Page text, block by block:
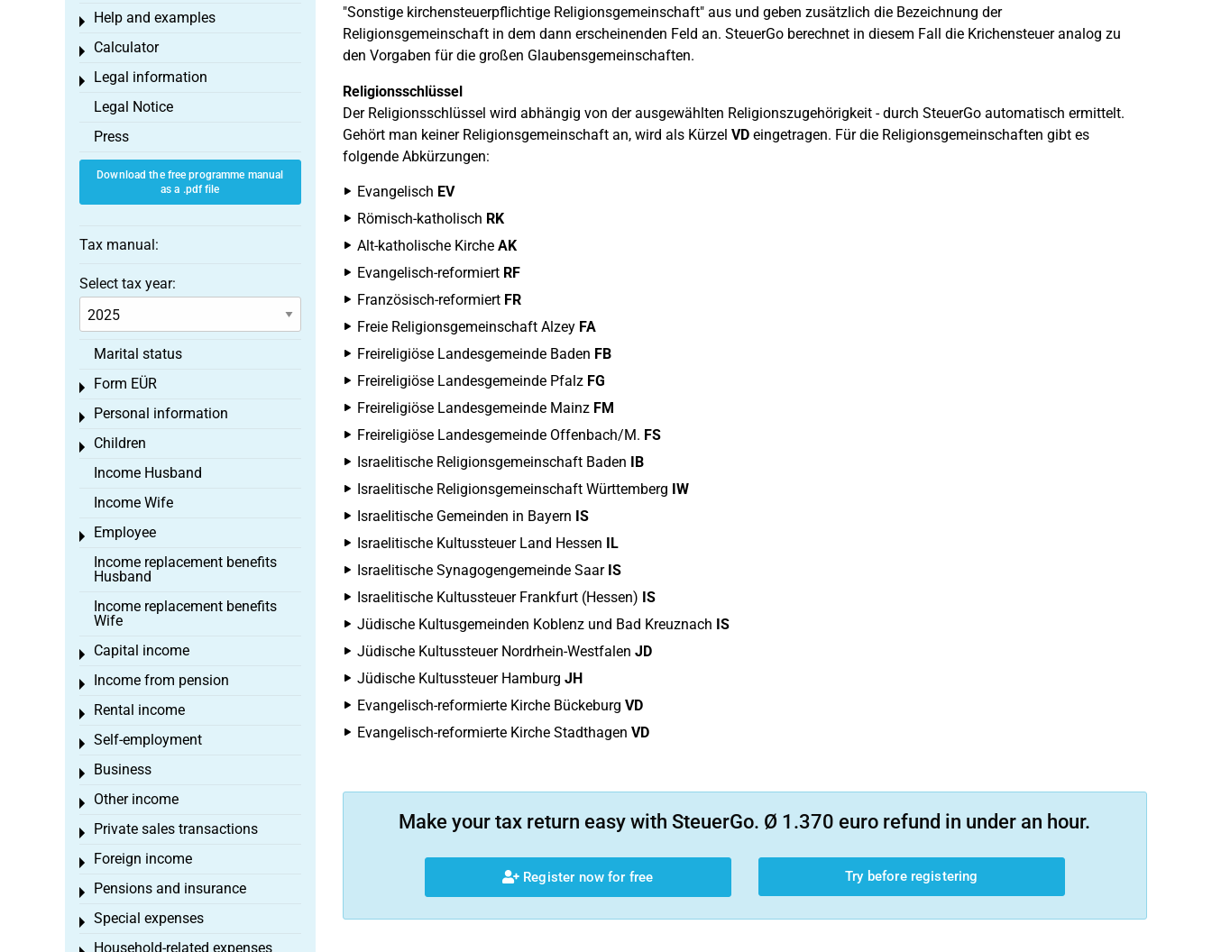
"Sonstige kirchensteuerpflichtige Religionsgemeinschaft" aus und geben zusätzlich die Bezeichnung der
Religionsgemeinschaft in dem dann erscheinenden Feld an. SteuerGo berechnet in diesem Fall die Krichensteuer analog zu
den Vorgaben für die großen Glaubensgemeinschaften.
Religionsschlüssel
Der Religionsschlüssel wird abhängig von der ausgewählten Religionszugehörigkeit - durch SteuerGo automatisch ermittelt.
Gehört man keiner Religionsgemeinschaft an, wird als Kürzel VDeingetragen. Für die Religionsgemeinschaften gibt es
folgende Abkürzungen:
Evangelisch EV
Römisch-katholisch RK
Alt-katholische Kirche AK
Evangelisch-reformiert RF
Französisch-reformiert FR
Freie Religionsgemeinschaft Alzey FA
Freireligiöse Landesgemeinde Baden FB
Freireligiöse Landesgemeinde Pfalz FG
Freireligiöse Landesgemeinde Mainz FM
Freireligiöse Landesgemeinde Offenbach/M. FS
Israelitische Religionsgemeinschaft Baden IB
Israelitische Religionsgemeinschaft Württemberg IW
Israelitische Gemeinden in Bayern IS
Israelitische Kultussteuer Land Hessen IL
Israelitische Synagogengemeinde SaarIS
Israelitische Kultussteuer Frankfurt (Hessen) IS
Jüdische Kultusgemeinden Koblenz und Bad Kreuznach IS
Jüdische Kultussteuer Nordrhein-Westfalen JD
Jüdische Kultussteuer Hamburg JH
Evangelisch-reformierte Kirche Bückeburg VD
Evangelisch-reformierte Kirche Stadthagen VD
Make your tax return easy with SteuerGo. Ø 1.370 euro refund in under an hour.
Register now for free Try before registering
Help and examples
Toggle menu
Calculator
Toggle menu
Legal information
Toggle menu
Legal Notice
Press
Download the free programme manual
as a .pdf file
Tax manual:
Select tax year:
Marital status
Form EÜR
Toggle menu
Personal information
Toggle menu
Children
Toggle menu
Income Husband
Income Wife
Employee
Toggle menu
Income replacement benefits
Husband
Income replacement benefits
Wife
Capital income
Toggle menu
Income from pension
Toggle menu
Rental income
Toggle menu
Self-employment
Toggle menu
Business
Toggle menu
Other income
Toggle menu
Private sales transactions
Toggle menu
Foreign income
Toggle menu
Pensions and insurance
Toggle menu
Special expenses
Toggle menu
Household-related expenses